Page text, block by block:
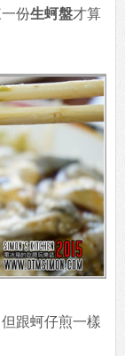
份生蚵盤才算
跟蚵仔煎一樣